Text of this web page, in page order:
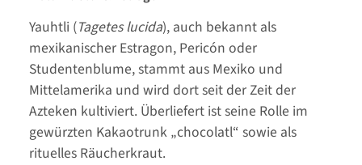
Yauhtli (Tagetes lucida), auch bekannt als
mexikanischer Estragon, Pericón oder
Studentenblume, stammt aus Mexiko und
Mittelamerika und wird dort seit der Zeit der
Azteken kultiviert. Überliefert ist seine Rolle im
gewürzten Kakaotrunk „chocolatl“ sowie als
rituelles Räucherkraut.